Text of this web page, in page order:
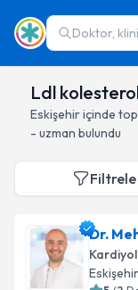
Doktor,
Ldl
Eskişehiriçinde
- uzman bulundu
Filtrele
Dr.
Eskişehir